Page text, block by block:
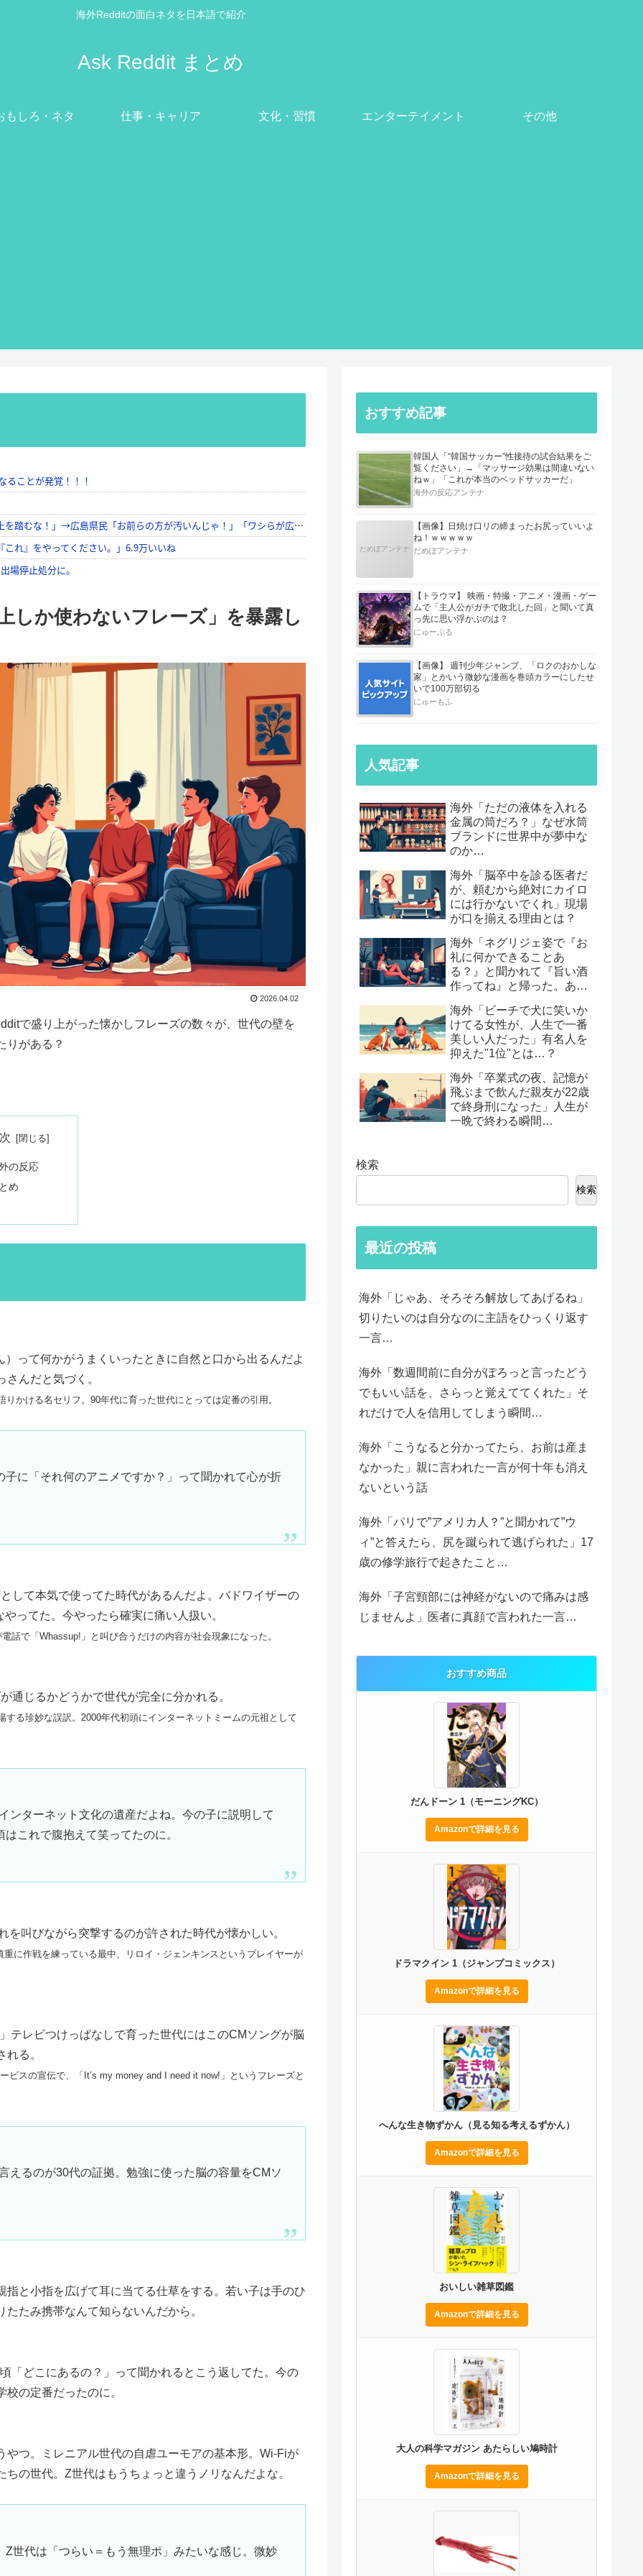
海外Redditの面白ネタを日本語で紹介
Ask Reddit まとめ
もしろ・ネタ 仕事・キャリア 文化・習慣 エンターテイメント その他
しか使わないフレーズ」を暴露し
2026.04.02
で盛り上がった懐かしフレーズの数々が、世代の壁を
りがある？
の反応
め
って何かがうまくいったときに自然と口から出るんだよ
んだと気づく。
かける名セリフ。90年代に育った世代にとっては定番の引用。
に「それ何のアニメですか？」って聞かれて心が折
して本気で使ってた時代があるんだよ。バドワイザーの
ってた。今やったら確実に痛い人扱い。
で「Whassup!」と叫び合うだけの内容が社会現象になった。
じるかどうかで世代が完全に分かれる。
る珍妙な誤訳。2000年代初頭にインターネットミームの元祖として
ンターネット文化の遺産だよね。今の子に説明して
これで腹抱えて笑ってたのに。
叫びながら突撃するのが許された時代が懐かしい。
に作戦を練っている最中、リロイ・ジェンキンスというプレイヤーが
テレビつけっぱなしで育った世代にはこのCMソングが脳
る。
スの宣伝で、「It’s my money and I need it now!」というフレーズと
えるのが30代の証拠。勉強に使った脳の容量をCMソ
と小指を広げて耳に当てる仕草をする。若い子は手のひ
たみ携帯なんて知らないんだから。
どこにあるの？」って聞かれるとこう返してた。今の
の定番だったのに。
つ。ミレニアル世代の自虐ユーモアの基本形。Wi-Fiが
の世代。Z世代はもうちょっと違うノリなんだよな。
世代は「つらい＝もう無理ポ」みたいな感じ。微妙
おすすめ記事
韓国人「“韓国サッカー”性接待の試合結果をご
覧ください」→「マッサージ効果は間違いない
ねｗ」「これが本当のベッドサッカーだ」
海外の反応アンテナ
だめぽアンテナ
【画像】日焼け口リの締まったお尻っていいよ
ね！ｗｗｗｗｗ
だめぽアンテナ
【トラウマ】 映画・特撮・アニメ・漫画・ゲー
ムで「主人公がガチで敗北した回」と聞いて真
っ先に思い浮かぶのは？
にゅーぷる
【画像】 週刊少年ジャンプ、「ロクのおかしな
家」とかいう微妙な漫画を巻頭カラーにしたせ
いで100万部切る
にゅーもふ
人気記事
海外「ただの液体を入れる
金属の筒だろ？」なぜ水筒
ブランドに世界中が夢中な
のか…
海外「脳卒中を診る医者だ
が、頼むから絶対にカイロ
には行かないでくれ」現場
が口を揃える理由とは？
海外「ネグリジェ姿で『お
礼に何かできることあ
る？』と聞かれて『旨い酒
作ってね』と帰った。あれ
る男たちの後悔談…
海外「ビーチで犬に笑いか
けてる女性が、人生で一番
美しい人だった」有名人を
抑えた"1位"とは…？
海外「卒業式の夜、記憶が
飛ぶまで飲んだ親友が22歳
で終身刑になった」人生が
一晩で終わる瞬間…
検索
検索
最近の投稿
海外「じゃあ、そろそろ解放してあげるね」
切りたいのは自分なのに主語をひっくり返す
一言…
海外「数週間前に自分がぽろっと言ったどう
でもいい話を、さらっと覚えててくれた」そ
れだけで人を信用してしまう瞬間…
海外「こうなると分かってたら、お前は産ま
なかった」親に言われた一言が何十年も消え
ないという話
海外「パリで”アメリカ人？”と聞かれて”ウ
ィ”と答えたら、尻を蹴られて逃げられた」17
歳の修学旅行で起きたこと…
海外「子宮頸部には神経がないので痛みは感
じませんよ」医者に真顔で言われた一言…
おすすめ商品
だんドーン 1（モーニングKC）
Amazonで詳細を見る
ドラマクイン 1（ジャンプコミックス）
Amazonで詳細を見る
へんな生き物ずかん（見る知る考えるずかん）
Amazonで詳細を見る
おいしい雑草図鑑
Amazonで詳細を見る
大人の科学マガジン あたらしい鳩時計
Amazonで詳細を見る